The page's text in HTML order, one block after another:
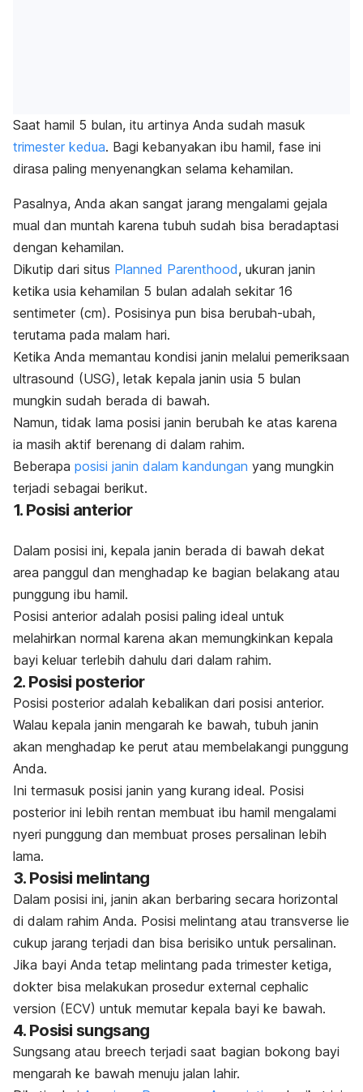
Saat hamil 5 bulan, itu artinya Anda sudah masuk
trimester kedua. Bagi kebanyakan ibu hamil, fase ini
dirasa paling menyenangkan selama kehamilan.
Pasalnya, Anda akan sangat jarang mengalami gejala
mual dan muntah karena tubuh sudah bisa beradaptasi
dengan kehamilan.
Dikutip dari situs Planned Parenthood, ukuran janin
ketika usia kehamilan 5 bulan adalah sekitar 16
sentimeter (cm). Posisinya pun bisa berubah-ubah,
terutama pada malam hari.
Ketika Anda memantau kondisi janin melalui pemeriksaan
ultrasound (USG), letak kepala janin usia 5 bulan
mungkin sudah berada di bawah.
Namun, tidak lama posisi janin berubah ke atas karena
ia masih aktif berenang di dalam rahim.
Beberapa posisi janin dalam kandungan yang mungkin
terjadi sebagai berikut.
1. Posisi anterior
Dalam posisi ini, kepala janin berada di bawah dekat
area panggul dan menghadap ke bagian belakang atau
punggung ibu hamil.
Posisi anterior adalah posisi paling ideal untuk
melahirkan normal karena akan memungkinkan kepala
bayi keluar terlebih dahulu dari dalam rahim.
2. Posisi posterior
Posisi posterior adalah kebalikan dari posisi anterior.
Walau kepala janin mengarah ke bawah, tubuh janin
akan menghadap ke perut atau membelakangi punggung
Anda.
Ini termasuk posisi janin yang kurang ideal. Posisi
posterior ini lebih rentan membuat ibu hamil mengalami
nyeri punggung dan membuat proses persalinan lebih
lama.
3. Posisi melintang
Dalam posisi ini, janin akan berbaring secara horizontal
di dalam rahim Anda. Posisi melintang atau transverse lie
cukup jarang terjadi dan bisa berisiko untuk persalinan.
Jika bayi Anda tetap melintang pada trimester ketiga,
dokter bisa melakukan prosedur external cephalic
version (ECV) untuk memutar kepala bayi ke bawah.
4. Posisi sungsang
Sungsang atau breech terjadi saat bagian bokong bayi
mengarah ke bawah menuju jalan lahir.